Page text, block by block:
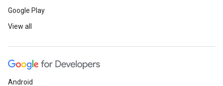
Google Play
View all
Android